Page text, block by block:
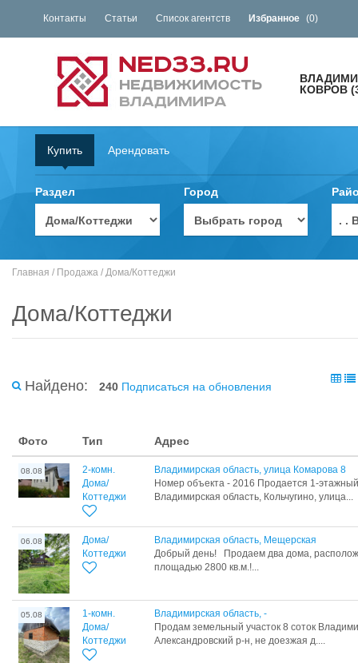
Контакты Статьи Список агентств Избранное (0)
КОВРОВ
Купить Арендовать
Раздел Город
. .
Главная / Продажа / Дома/Коттеджи
Дома/Коттеджи
Найдено: 240 Подписаться на обновления
Фото Тип Адрес
08.08
2-комн.
Дома/
Коттеджи
Владимирская область, улица Комарова 8
Номер объекта - 2016 Продается 1-
Владимирская область, Кольчугино, улица...
06.08
Дома/
Коттеджи
Владимирская область, Мещерская
Добрый день! Продаем два дома,
площадью 2800 кв.м.!...
05.08
1-комн.
Дома/
Коттеджи
Владимирская область, -
Продам земельный участок 8 соток
Александровский р-н, не доезжая д....